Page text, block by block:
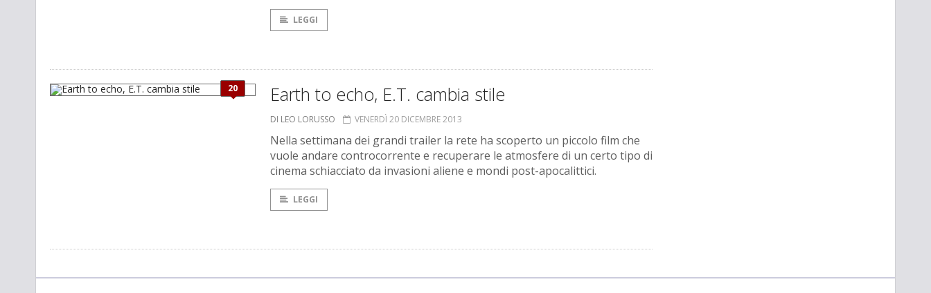
LEGGI
20 Earth to echo, E.T. cambia stile
DI LEO LORUSSO VENERDÌ 20 DICEMBRE 2013
Nella settimana dei grandi trailer la rete ha scoperto un piccolo film che
vuole andare controcorrente e recuperare le atmosfere di un certo tipo di
cinema schiacciato da invasioni aliene e mondi post-apocalittici.
LEGGI